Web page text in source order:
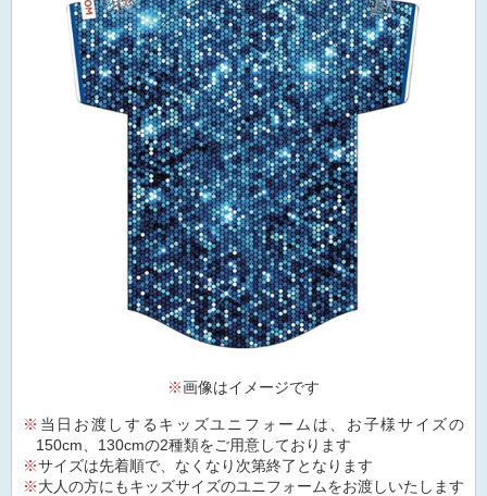
※画像はイメージです
当日お渡しするキッズユニフォームは、お子様サイズの
150cm、130cmの2種類をご用意しております
サイズは先着順で、なくなり次第終了となります
大人の方にもキッズサイズのユニフォームをお渡しいたします